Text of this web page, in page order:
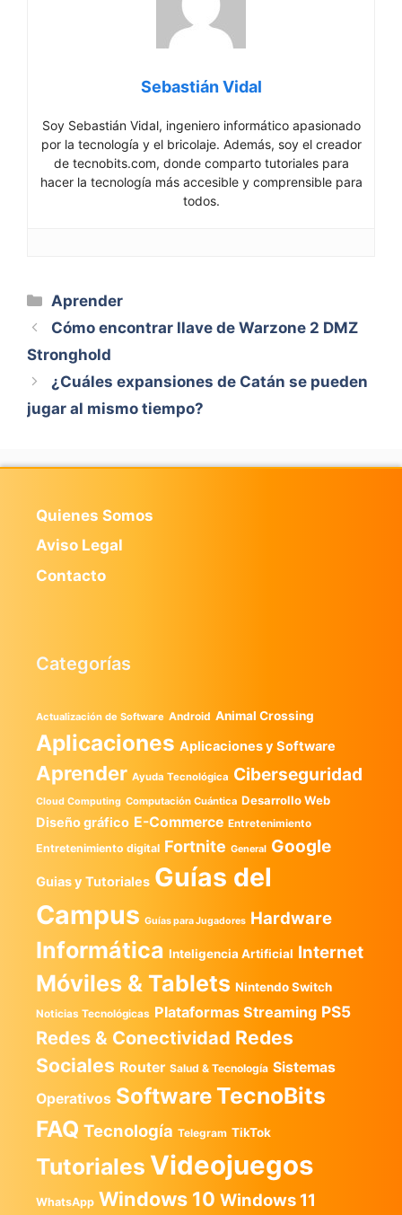
Sebastián Vidal
Soy Sebastián Vidal, ingeniero informático apasionado
por la tecnología y el bricolaje. Además, soy el creador
de tecnobits.com, donde comparto tutoriales para
hacer la tecnología más accesible y comprensible para
todos.
Categorías
Aprender
Cómo encontrar llave de Warzone 2 DMZ
Stronghold
¿Cuáles expansiones de Catán se pueden
jugar al mismo tiempo?
Quienes Somos
Aviso Legal
Contacto
Categorías
Actualización de Software Android Animal Crossing
Aplicaciones Aplicaciones y Software
Aprender Ayuda Tecnológica Ciberseguridad
Cloud Computing Computación Cuántica Desarrollo Web
Diseño gráfico E-Commerce Entretenimiento
Entretenimiento digital Fortnite General Google
Guias y Tutoriales Guías del
Campus Guías para Jugadores Hardware
Informática Inteligencia Artificial Internet
Móviles & Tablets Nintendo Switch
Noticias Tecnológicas Plataformas Streaming PS5
Redes & Conectividad Redes
Sociales Router Salud & Tecnología Sistemas
Operativos SoftwareTecnoBits
FAQ Tecnología Telegram TikTok
Tutoriales Videojuegos
WhatsApp Windows 10 Windows 11